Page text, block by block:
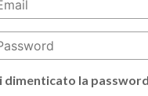
dimenticato la